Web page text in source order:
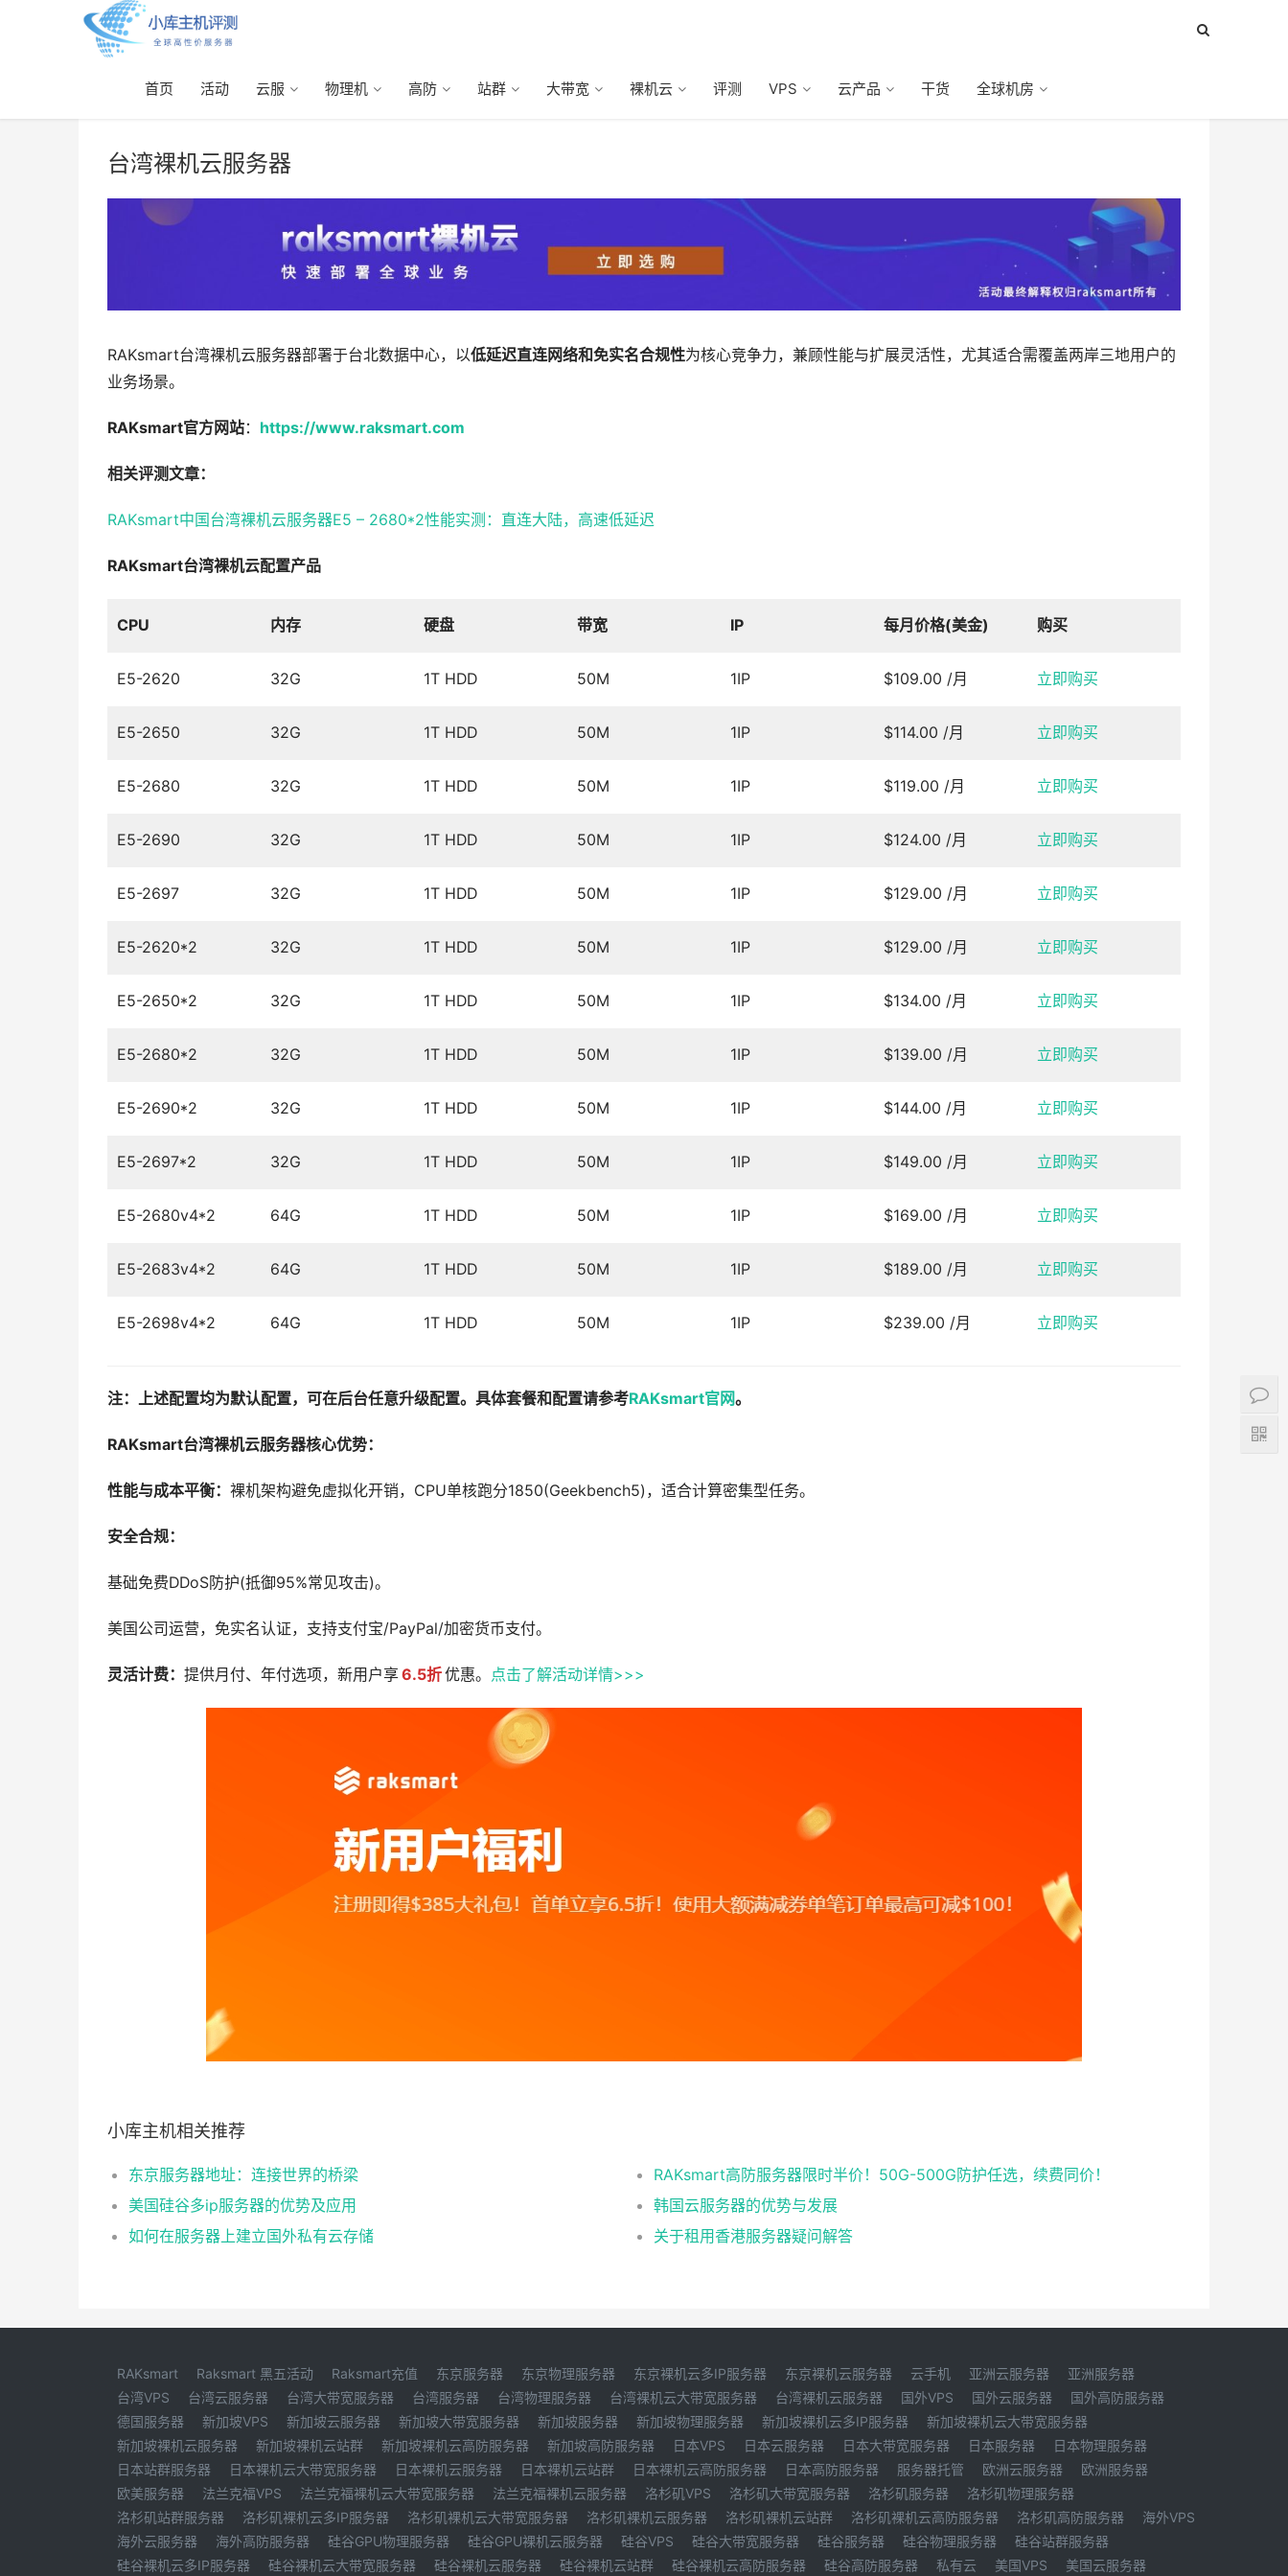
首页 活动 云服 物理机 高防 站群 大带宽 裸机云 评测 VPS 云产品 干货 全球机房
首页> 台湾裸机云服务器
台湾裸机云服务器
RAKsmart台湾裸机云服务器部署于台北数据中心，以低延迟直连网络和免实名合规性为核心竞争力，兼顾性能与扩展灵活性，尤其适合需覆盖两岸三地用户的
业务场景。
RAKsmart官方网站： https://www.raksmart.com
相关评测文章：
RAKsmart中国台湾裸机云服务器E5 – 2680*2性能实测：直连大陆，高速低延迟
RAKsmart台湾裸机云配置产品
CPU 内存 硬盘 带宽 IP 每月价格(美金) 购买
E5-2620 32G 1T HDD 50M 1IP $109.00 /月 立即购买
E5-2650 32G 1T HDD 50M 1IP $114.00 /月 立即购买
E5-2680 32G 1T HDD 50M 1IP $119.00 /月 立即购买
E5-2690 32G 1T HDD 50M 1IP $124.00 /月 立即购买
E5-2697 32G 1T HDD 50M 1IP $129.00 /月 立即购买
E5-2620*2 32G 1T HDD 50M 1IP $129.00 /月 立即购买
E5-2650*2 32G 1T HDD 50M 1IP $134.00 /月 立即购买
E5-2680*2 32G 1T HDD 50M 1IP $139.00 /月 立即购买
E5-2690*2 32G 1T HDD 50M 1IP $144.00 /月 立即购买
E5-2697*2 32G 1T HDD 50M 1IP $149.00 /月 立即购买
E5-2680v4*2 64G 1T HDD 50M 1IP $169.00 /月 立即购买
E5-2683v4*2 64G 1T HDD 50M 1IP $189.00 /月 立即购买
E5-2698v4*2 64G 1T HDD 50M 1IP $239.00 /月 立即购买
注：上述配置均为默认配置，可在后台任意升级配置。具体套餐和配置请参考RAKsmart官网。
RAKsmart台湾裸机云服务器核心优势：
性能与成本平衡： 裸机架构避免虚拟化开销，CPU单核跑分1850(Geekbench5)，适合计算密集型任务。
安全合规：
基础免费DDoS防护(抵御95%常见攻击)。
美国公司运营，免实名认证，支持支付宝/PayPal/加密货币支付。
灵活计费： 提供月付、年付选项，新用户享6.5折优惠。 点击了解活动详情>>>
小库主机相关推荐
东京服务器地址：连接世界的桥梁
RAKsmart高防服务器限时半价！50G-500G防护任选，续费同价！
美国硅谷多ip服务器的优势及应用
韩国云服务器的优势与发展
如何在服务器上建立国外私有云存储
关于租用香港服务器疑问解答
RAKsmart Raksmart 黑五活动 Raksmart充值 东京服务器 东京物理服务器 东京裸机云多IP服务器 东京裸机云服务器 云手机 亚洲云服务器
亚洲服务器
台湾VPS
台湾云服务器 台湾大带宽服务器 台湾服务器 台湾物理服务器 台湾裸机云大带宽服务器 台湾裸机云服务器 国外VPS 国外云服务器
国外高防服务器
德国服务器
新加坡VPS 新加坡云服务器 新加坡大带宽服务器 新加坡服务器 新加坡物理服务器 新加坡裸机云多IP服务器
新加坡裸机云大带宽服务器
新加坡裸机云服务器
新加坡裸机云站群 新加坡裸机云高防服务器 新加坡高防服务器 日本VPS 日本云服务器 日本大带宽服务器 日本服务器
日本物理服务器
日本站群服务器
日本裸机云大带宽服务器 日本裸机云服务器 日本裸机云站群 日本裸机云高防服务器 日本高防服务器 服务器托管 欧洲云服务器
欧洲服务器
欧美服务器
法兰克福VPS 法兰克福裸机云大带宽服务器 法兰克福裸机云服务器 洛杉矶VPS 洛杉矶大带宽服务器 洛杉矶服务器
洛杉矶物理服务器
洛杉矶站群服务器
洛杉矶裸机云多IP服务器 洛杉矶裸机云大带宽服务器 洛杉矶裸机云服务器 洛杉矶裸机云站群 洛杉矶裸机云高防服务器 洛杉矶高防服务器
海外VPS
海外云服务器
海外高防服务器 硅谷GPU物理服务器 硅谷GPU裸机云服务器 硅谷VPS 硅谷大带宽服务器 硅谷服务器 硅谷物理服务器
硅谷站群服务器
硅谷裸机云多IP服务器
硅谷裸机云大带宽服务器 硅谷裸机云服务器 硅谷裸机云站群 硅谷裸机云高防服务器 硅谷高防服务器 私有云 美国VPS 美国云服务器